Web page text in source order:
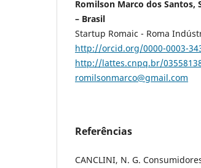
Romilson Marco dos
– Brasil
Startup Romaic - Roma
http://orcid.org/0000-0003-
http://lattes.cnpq.br/
romilsonmarco@gmail.com
Referências
CANCLINI, N. G.